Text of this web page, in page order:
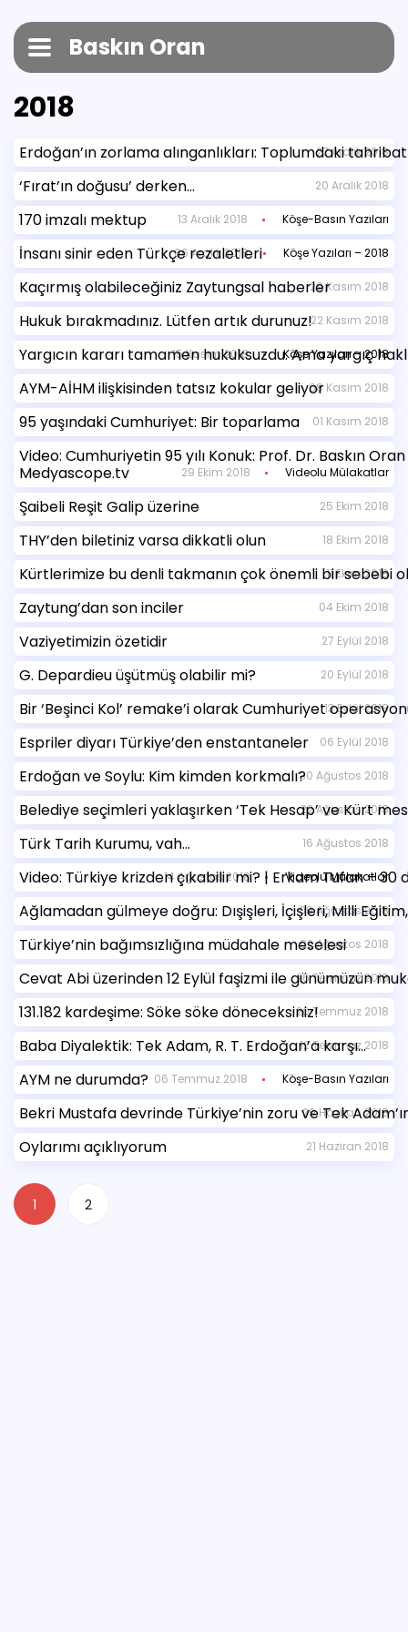
Baskın Oran
2018
Erdoğan’ın zorlama alınganlıkları: Toplumdaki tahribat
27 Aralık 2018
‘Fırat’ın doğusu’ derken… 20 Aralık 2018
170 imzalı mektup 13 Aralık 2018 Köşe-Basın Yazıları
İnsanı sinir eden Türkçe rezaletleri
06 Aralık 2018 Köşe Yazıları – 2018
Kaçırmış olabileceğiniz Zaytungsal haberler29 Kasım 2018
Hukuk bırakmadınız. Lütfen artık durunuz!22 Kasım 2018
Yargıcın kararı tamamen hukuksuzdu. Ama yargıç
15 Kasım 2018 Köşe Yazıları – 2018
AYM-AİHM ilişkisinden tatsız kokular geliyor08 Kasım 2018
95 yaşındaki Cumhuriyet: Bir toparlama 01 Kasım 2018
Video: Cumhuriyetin 95 yılı Konuk: Prof. Dr. Baskın
Medyascope.tv
29 Ekim 2018 Videolu Mülakatlar
Şaibeli Reşit Galip üzerine 25 Ekim 2018
THY’den biletiniz varsa dikkatli olun 18 Ekim 2018
Kürtlerimize bu denli takmanın çok önemli bir sebebi
11 Ekim 2018
Zaytung’dan son inciler 04 Ekim 2018
Vaziyetimizin özetidir 27 Eylül 2018
G. Depardieu üşütmüş olabilir mi? 20 Eylül 2018
Bir ‘Beşinci Kol’ remake’i olarak Cumhuriyet13 Eylül 2018
Espriler diyarı Türkiye’den enstantaneler 06 Eylül 2018
Erdoğan ve Soylu: Kim kimden korkmalı?30 Ağustos 2018
Belediye seçimleri yaklaşırken ‘Tek Hesap’ ve Kürt
22 Ağustos 2018
Türk Tarih Kurumu, vah… 16 Ağustos 2018
Video: Türkiye krizden çıkabilir mi? | Erkam Tufan – 30
14 Ağustos 2018 Videolu Mülakatlar
Ağlamadan gülmeye doğru: Dışişleri, İçişleri, Milli
09 Ağustos 2018
Türkiye’nin bağımsızlığına müdahale meselesi
02 Ağustos 2018
Cevat Abi üzerinden 12 Eylül faşizmi ile günümüzün
26 Temmuz 2018
131.182 kardeşime: Söke söke döneceksiniz!20 Temmuz 2018
Baba Diyalektik: Tek Adam, R. T. Erdoğan’a karşı…
12 Temmuz 2018
AYM ne durumda? 06 Temmuz 2018 Köşe-Basın Yazıları
Bekri Mustafa devrinde Türkiye’nin zoru ve Tek29 Haziran 2018
Oylarımı açıklıyorum 21 Haziran 2018
1 2